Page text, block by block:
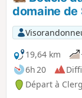
domaine de
19,64 km
6h 20
Départ à